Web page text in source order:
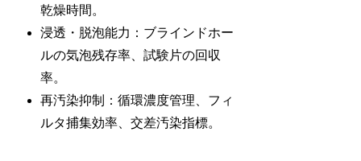
乾燥時間。
浸透・脱泡能力：ブラインドホー
ルの気泡残存率、試験片の回収
率。
再汚染抑制：循環濃度管理、フィ
ルタ捕集効率、交差汚染指標。